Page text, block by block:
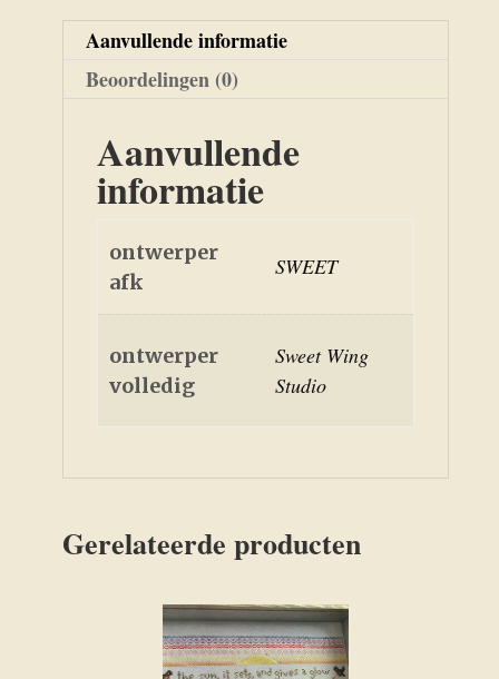
Aanvullende informatie
Beoordelingen (0)
Aanvullende
informatie
ontwerper
afk
SWEET
ontwerper
volledig
Sweet Wing
Studio
Gerelateerde producten